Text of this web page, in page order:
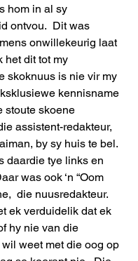
hom in al sy
ontvou.  Dit was
onwillekeurig laat
het dit tot my
skoknuus is nie vir my
kennisname
stoute skoene
assistent-redakteur,
by sy huis te bel.
daardie tye links en
was ook ‘n “Oom
die nuusredakteur.
ek verduidelik dat ek
hy nie van die
weet met die oog op